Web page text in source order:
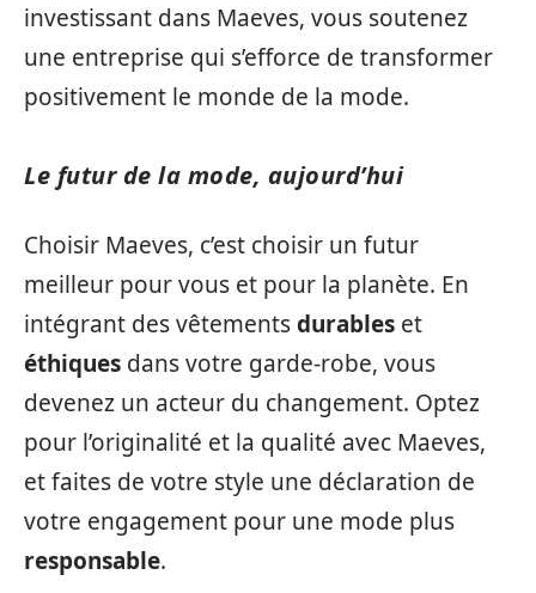
investissant dans Maeves, vous soutenez
une entreprise qui s’efforce de transformer
positivement le monde de la mode.
Le futur de la mode, aujourd’hui
Choisir Maeves, c’est choisir un futur
meilleur pour vous et pour la planète. En
intégrant des vêtementsdurables et
éthiques dans votre garde-robe, vous
devenez un acteur du changement. Optez
pour l’originalité et la qualité avec Maeves,
et faites de votre style une déclaration de
votre engagement pour une mode plus
responsable.